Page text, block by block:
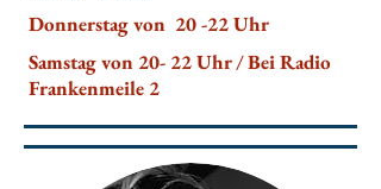
Donnerstag von 20 -22 Uhr
Samstag von 20- 22 Uhr / Bei Radio
Frankenmeile 2